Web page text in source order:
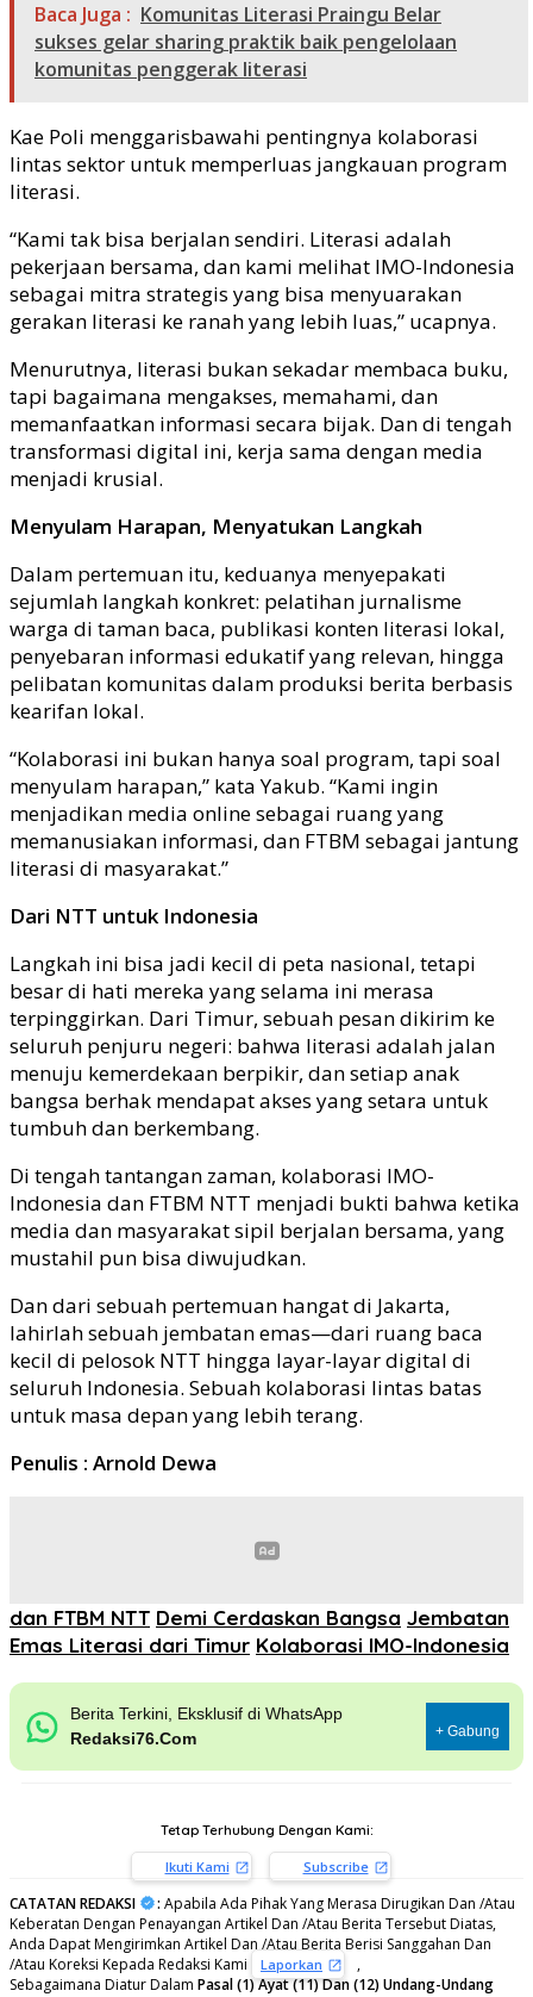
Baca Juga : Komunitas Literasi Praingu Belar
sukses gelar sharing praktik baik pengelolaan
komunitas penggerak literasi
Kae Poli menggarisbawahi pentingnya kolaborasi
lintas sektor untuk memperluas jangkauan program
literasi.
“Kami tak bisa berjalan sendiri. Literasi adalah
pekerjaan bersama, dan kami melihat IMO-Indonesia
sebagai mitra strategis yang bisa menyuarakan
gerakan literasi ke ranah yang lebih luas,” ucapnya.
Menurutnya, literasi bukan sekadar membaca buku,
tapi bagaimana mengakses, memahami, dan
memanfaatkan informasi secara bijak. Dan di tengah
transformasi digital ini, kerja sama dengan media
menjadi krusial.
Menyulam Harapan, Menyatukan Langkah
Dalam pertemuan itu, keduanya menyepakati
sejumlah langkah konkret: pelatihan jurnalisme
warga di taman baca, publikasi konten literasi lokal,
penyebaran informasi edukatif yang relevan, hingga
pelibatan komunitas dalam produksi berita berbasis
kearifan lokal.
“Kolaborasi ini bukan hanya soal program, tapi soal
menyulam harapan,” kata Yakub. “Kami ingin
menjadikan media online sebagai ruang yang
memanusiakan informasi, dan FTBM sebagai jantung
literasi di masyarakat.”
Dari NTT untuk Indonesia
Langkah ini bisa jadi kecil di peta nasional, tetapi
besar di hati mereka yang selama ini merasa
terpinggirkan. Dari Timur, sebuah pesan dikirim ke
seluruh penjuru negeri: bahwa literasi adalah jalan
menuju kemerdekaan berpikir, dan setiap anak
bangsa berhak mendapat akses yang setara untuk
tumbuh dan berkembang.
Di tengah tantangan zaman, kolaborasi IMO-
Indonesia dan FTBM NTT menjadi bukti bahwa ketika
media dan masyarakat sipil berjalan bersama, yang
mustahil pun bisa diwujudkan.
Dan dari sebuah pertemuan hangat di Jakarta,
lahirlah sebuah jembatan emas—dari ruang baca
kecil di pelosok NTT hingga layar-layar digital di
seluruh Indonesia. Sebuah kolaborasi lintas batas
untuk masa depan yang lebih terang.
Penulis : Arnold Dewa
dan FTBM NTT Demi Cerdaskan Bangsa Jembatan
Emas Literasi dari Timur Kolaborasi IMO-Indonesia
Berita Terkini, Eksklusif di WhatsApp
Redaksi76.Com
+ Gabung
Tetap Terhubung Dengan Kami:
Ikuti Kami Subscribe
CATATAN REDAKSI : Apabila Ada Pihak Yang Merasa Dirugikan Dan /Atau
Keberatan Dengan Penayangan Artikel Dan /Atau Berita Tersebut Diatas,
Anda Dapat Mengirimkan Artikel Dan /Atau Berita Berisi Sanggahan Dan
/Atau Koreksi Kepada Redaksi Kami
Laporkan
,
Sebagaimana Diatur Dalam Pasal (1) Ayat (11) Dan (12) Undang-Undang